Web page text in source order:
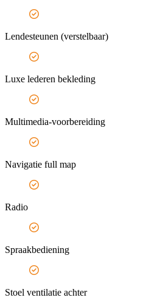
Lendesteunen (verstelbaar)
Luxe lederen bekleding
Multimedia-voorbereiding
Navigatie full map
Radio
Spraakbediening
Stoel ventilatie achter